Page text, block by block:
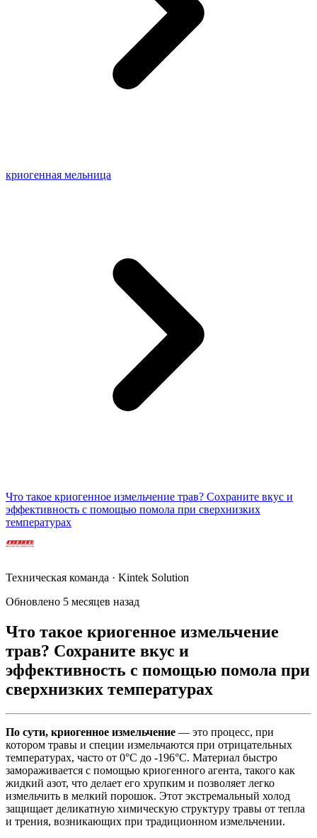
криогенная мельница
Что такое криогенное измельчение трав? Сохраните вкус и
эффективность с помощью помола при сверхнизких
температурах
Техническая команда · Kintek Solution
Обновлено 5 месяцев назад
Что такое криогенное измельчение
трав? Сохраните вкус и
эффективность с помощью помола при
сверхнизких температурах
По сути, криогенное измельчение — это процесс, при
котором травы и специи измельчаются при отрицательных
температурах, часто от 0°C до -196°C. Материал быстро
замораживается с помощью криогенного агента, такого как
жидкий азот, что делает его хрупким и позволяет легко
измельчить в мелкий порошок. Этот экстремальный холод
защищает деликатную химическую структуру травы от тепла
и трения, возникающих при традиционном измельчении.